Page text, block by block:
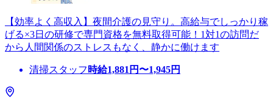
【効率よく高収入】夜間介護の見守り。高給与でしっかり稼
げる×3日の研修で専門資格を無料取得可能！1対1の訪問だ
から人間関係のストレスもなく、静かに働けます
清掃スタッフ 時給1,881 円〜1,945円